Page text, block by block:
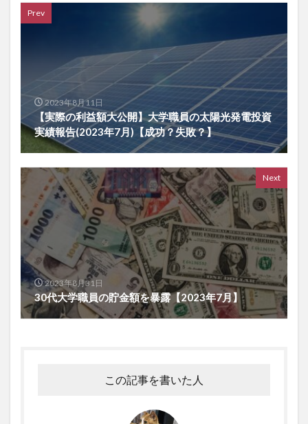
Prev
2023年8月11日
【実際の利益額大公開】大学職員の太陽光発電投資
実績報告(2023年7月)【成功？失敗？】
Next
2023年8月31日
30代大学職員の貯金額を暴露【2023年7月】
この記事を書いた人